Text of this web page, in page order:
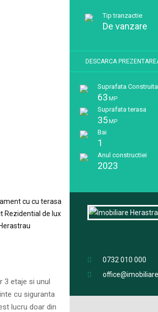
Tip tranzactie
De vanzare
DESCARCA
Suprafata Construita
63 MP
Suprafata terasa
35 MP
Bai
1
Anul constructiei
2023
3 etaje si unul
cu siguranta
lucru doar din
0732 010 000